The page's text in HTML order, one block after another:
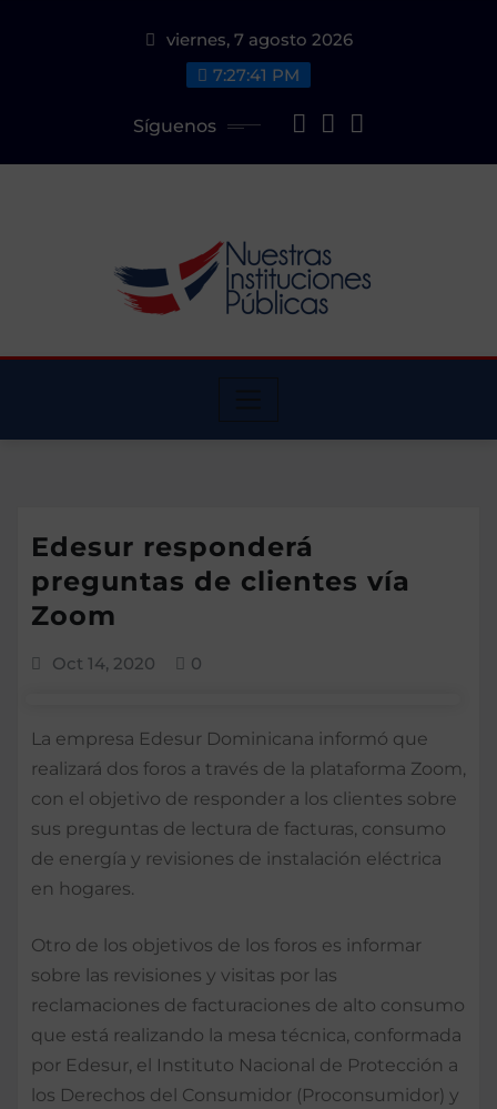
viernes, 7 agosto 2026
7:27:41 PM
Síguenos
Edesur responderá
preguntas de clientes vía
Zoom
Oct 14, 2020 0
La empresa Edesur Dominicana informó que
realizará dos foros a través de la plataforma Zoom,
con el objetivo de responder a los clientes sobre
sus preguntas de lectura de facturas, consumo
de energía y revisiones de instalación eléctrica
en hogares.
Otro de los objetivos de los foros es informar
sobre las revisiones y visitas por las
reclamaciones de facturaciones de alto consumo
que está realizando la mesa técnica, conformada
por Edesur, el Instituto Nacional de Protección a
los Derechos del Consumidor (Proconsumidor) y